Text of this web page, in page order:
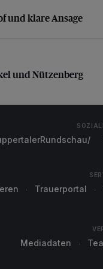
und klare Ansage
und klare Ansage
und Nützenberg
und Nützenberg
Trauerportal
Mediadaten